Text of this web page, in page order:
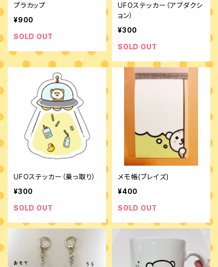
プラカップ
¥900
SOLD OUT
UFOステッカー（アブダクシ
ョン）
¥300
SOLD OUT
UFOステッカー（乗っ取り）
¥300
SOLD OUT
メモ帳(ブレイズ)
¥400
SOLD OUT